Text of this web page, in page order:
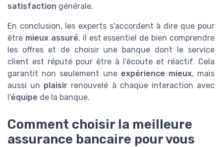
satisfaction générale.
En conclusion, les experts s'accordent à dire que pour
être mieux assuré, il est essentiel de bien comprendre
les offres et de choisir une banque dont le service
client est réputé pour être à l'écoute et réactif. Cela
garantit non seulement une expérience mieux, mais
aussi un plaisir renouvelé à chaque interaction avec
l'équipe de la banque.
Comment choisir la meilleure
assurance bancaire pour vous